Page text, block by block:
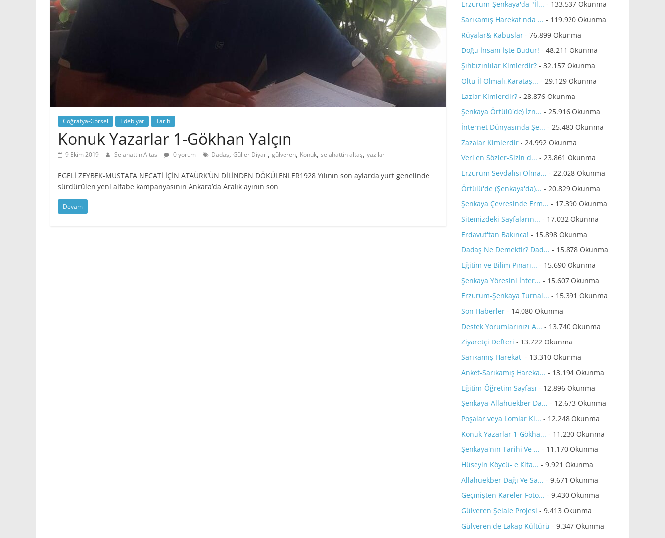
İl
Erzurum-
Yöresinin
Eğitim,
Genel
Kültür
Sitesi.
Coğrafya-Görsel Edebiyat Tarih
Konuk Yazarlar 1-Gökhan Yalçın
9 Ekim 2019 Selahattin Altas 0 yorum Dadaş, Güller Diyarı, gülveren, Konuk, selahattin altaş, yazılar
EGELİ ZEYBEK-MUSTAFA NECATİ İÇİN ATAÜRK’ÜN DİLİNDEN DÖKÜLENLER1928 Yılının son aylarda yurt genelinde
sürdürülen yeni alfabe kampanyasının Ankara’da Aralık ayının son
Devam
Erzurum-Şenkaya'da "İl... - 133.537 Okunma
Sarıkamış Harekatında ... - 119.920 Okunma
Rüyalar& Kabuslar - 76.899 Okunma
Doğu İnsanı İşte Budur! - 48.211 Okunma
Şıhbızınlılar Kimlerdir? - 32.157 Okunma
Oltu İl Olmalı,Karataş... - 29.129 Okunma
Lazlar Kimlerdir? - 28.876 Okunma
Şenkaya Örtülü'de) İzn... - 25.916 Okunma
İnternet Dünyasında Şe... - 25.480 Okunma
Zazalar Kimlerdir - 24.992 Okunma
Verilen Sözler-Sizin d... - 23.861 Okunma
Erzurum Sevdalısı Olma... - 22.028 Okunma
Örtülü'de (Şenkaya'da)... - 20.829 Okunma
Şenkaya Çevresinde Erm... - 17.390 Okunma
Sitemizdeki Sayfaların... - 17.032 Okunma
Erdavut'tan Bakınca! - 15.898 Okunma
Dadaş Ne Demektir? Dad... - 15.878 Okunma
Eğitim ve Bilim Pınarı... - 15.690 Okunma
Şenkaya Yöresini İnter... - 15.607 Okunma
Erzurum-Şenkaya Turnal... - 15.391 Okunma
Son Haberler - 14.080 Okunma
Destek Yorumlarınızı A... - 13.740 Okunma
Ziyaretçi Defteri - 13.722 Okunma
Sarıkamış Harekatı - 13.310 Okunma
Anket-Sarıkamış Hareka... - 13.194 Okunma
Eğitim-Öğretim Sayfası - 12.896 Okunma
Şenkaya-Allahuekber Da... - 12.673 Okunma
Poşalar veya Lomlar Ki... - 12.248 Okunma
Konuk Yazarlar 1-Gökha... - 11.230 Okunma
Şenkaya'nın Tarihi Ve ... - 11.170 Okunma
Hüseyin Köycü- e Kita... - 9.921 Okunma
Allahuekber Dağı Ve Sa... - 9.671 Okunma
Geçmişten Kareler-Foto... - 9.430 Okunma
Gülveren Şelale Projesi - 9.413 Okunma
Gülveren'de Lakap Kültürü - 9.347 Okunma